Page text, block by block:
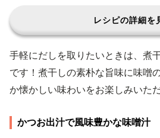
レシピの詳細を
手軽にだしを取りたいときは、煮
です！煮干しの素朴な旨味に味噌
か懐かしい味わいをお楽しみいた
かつお出汁で風味豊かな味噌汁